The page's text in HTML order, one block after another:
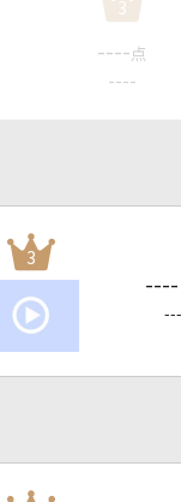
3
---- 点
----
3